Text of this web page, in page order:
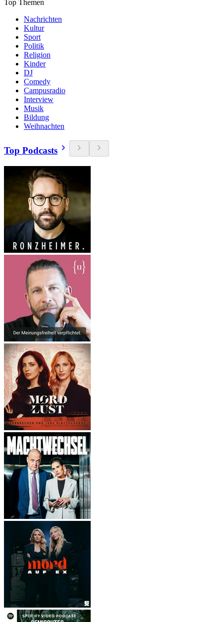
Top Themen
Nachrichten
Kultur
Sport
Politik
Religion
Kinder
DJ
Comedy
Campusradio
Interview
Musik
Bildung
Weihnachten
Top Podcasts